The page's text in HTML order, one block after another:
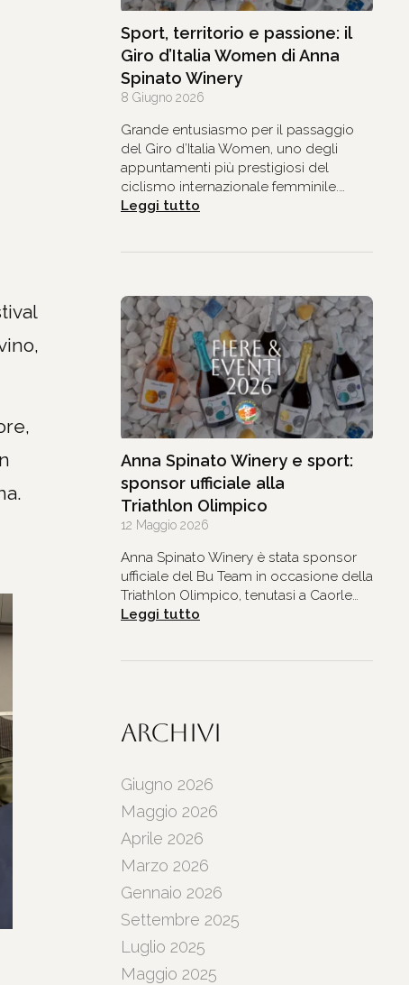
Sport, territorio e passione: il
Giro d’Italia Women di Anna
Spinato Winery
8 Giugno 2026
Grande entusiasmo per il passaggio
del Giro d’Italia Women, uno degli
appuntamenti più prestigiosi del
ciclismo internazionale femminile.…
Leggi tutto
e
Giro
d’Italia
Women
di
Anna
Spinato
Winery
Anna Spinato Winery e sport:
sponsor ufficiale alla
Triathlon Olimpico
12 Maggio 2026
Anna Spinato Winery è stata sponsor
ufficiale del Bu Team in occasione della
Triathlon Olimpico, tenutasi a Caorle…
Leggi tutto
Winery
ufficiale
alla
Archivi
Giugno 2026
Maggio 2026
Aprile 2026
Marzo 2026
Gennaio 2026
Settembre 2025
Luglio 2025
Maggio 2025